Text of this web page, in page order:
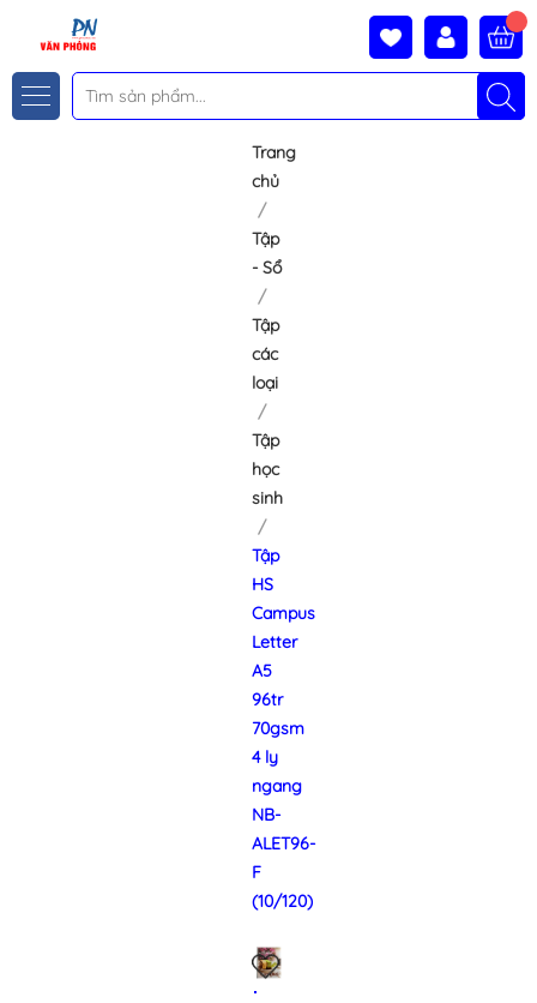
Trang
chủ
Tập
- Sổ
Tập
các
loại
Tập
học
sinh
Tập
HS
Campus
Letter
A5
96tr
70gsm
4 ly
ngang
NB-
ALET96-
F
(10/120)